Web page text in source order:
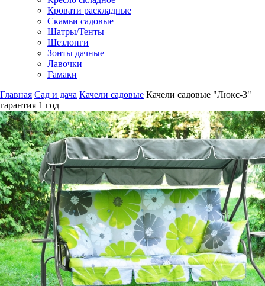
Кровати раскладные
Скамьи садовые
Шатры/Тенты
Шезлонги
Зонты дачные
Лавочки
Гамаки
Главная Сад и дача Качели садовые Качели садовые "Люкс-3"
гарантия 1 год